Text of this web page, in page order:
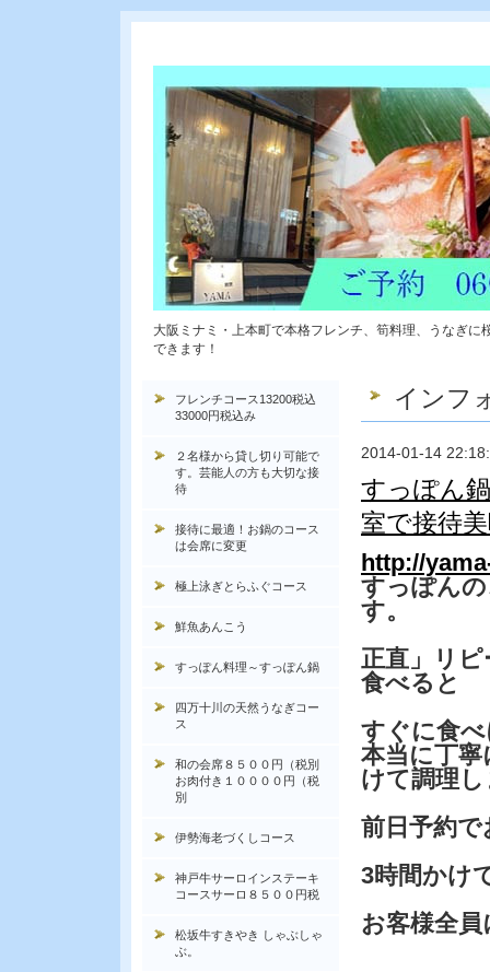
大阪ミナミ・上本町で本格フレンチ、筍料理、うなぎ
できます！
インフ
2014-01-14
すっぽん
室で接待
http://
すっぽん
す。
正直」リ
食べると
すぐに食
本当に丁寧
けて調理
前日予約
3時間かけ
お客様全
フレンチコース13200税込
33000円税込み
２名様から貸し切り可能で
す。芸能人の方も大切な接
待
接待に最適！お鍋のコース
は会席に変更
極上泳ぎとらふぐコース
鮮魚あんこう
すっぽん料理～すっぽん鍋
四万十川の天然うなぎコー
ス
和の会席８５００円（税別
お肉付き１００００円（税
別
伊勢海老づくしコース
神戸牛サーロインステーキ
コースサーロ８５００円税
松坂牛すきやき しゃぶしゃ
ぶ。